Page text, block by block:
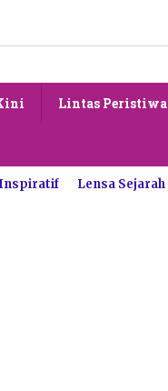
Lintas Peristiwa
Lensa Sejarah